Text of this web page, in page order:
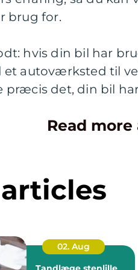
brug for.
hvis din bil har
et autoværksted til
præcis det, din bil
Read
02. Aug